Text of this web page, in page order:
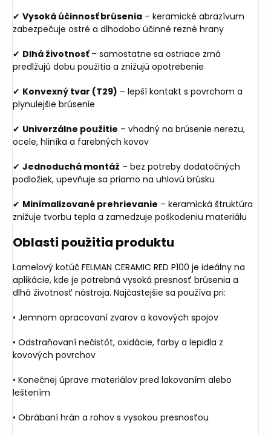
✔ Vysoká účinnosť brúsenia – keramické abrazívum
zabezpečuje ostré a dlhodobo účinné rezné hrany
✔ Dlhá životnosť– samostatne sa ostriace zrná
predlžujú dobu použitia a znižujú opotrebenie
✔ Konvexný tvar (T29) – lepší kontakt s povrchom a
plynulejšie brúsenie
✔ Univerzálne použitie – vhodný na brúsenie nerezu,
ocele, hliníka a farebných kovov
✔ Jednoduchá montáž – bez potreby dodatočných
podložiek, upevňuje sa priamo na uhlovú brúsku
✔ Minimalizované prehrievanie – keramická štruktúra
znižuje tvorbu tepla a zamedzuje poškodeniu materiálu
Oblasti použitia produktu
Lamelový kotúč FELMAN CERAMIC RED P100 je ideálny na
aplikácie, kde je potrebná vysoká presnosť brúsenia a
dlhá životnosť nástroja. Najčastejšie sa používa pri:
• Jemnom opracovaní zvarov a kovových spojov
• Odstraňovaní nečistôt, oxidácie, farby a lepidla z
kovových povrchov
• Konečnej úprave materiálov pred lakovaním alebo
leštením
• Obrábaní hrán a rohov s vysokou presnosťou